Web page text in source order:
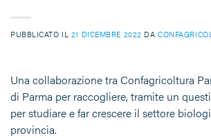
PUBBLICATO IL 21 DICEMBRE 2022 DA
Una collaborazione tra Confagricoltura
di Parma per raccogliere, tramite un
per studiare e far crescere il settore
provincia.